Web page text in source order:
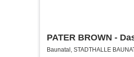
PATER BROWN -
Hörspiel - mit
Baunatal, STADTHALLE